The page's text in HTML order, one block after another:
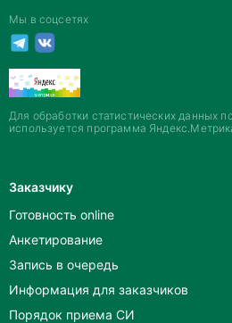
Мы в соцсетях
Для обработки статистических данных
используется программа
Заказчику
Готовность online
Анкетирование
Запись в очередь
Информация для заказчиков
Порядок приема СИ